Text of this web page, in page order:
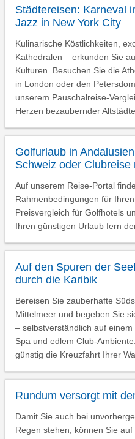
Städtereisen: Karneval
Jazz in New York City
Kulinarische Köstlichkeiten,
Kathedralen – erkunden Sie
Kulturen. Besuchen Sie die
in London oder den
unserem Pauschalreise-
Herzen bezaubernder
Golfurlaub in
Schweiz oder Clubreise
Auf unserem Reise-Portal
Rahmenbedingungen für
Preisvergleich für Golfhotels
Ihren günstigen Urlaub fern
Auf den Spuren der
durch die Karibik
Bereisen Sie zauberhafte
Mittelmeer und begeben Sie
– selbstverständlich auf
Spa und edlem Club-
günstig die Kreuzfahrt Ihrer
Rundum versorgt mit
Damit Sie auch bei
Regen stehen, können Sie